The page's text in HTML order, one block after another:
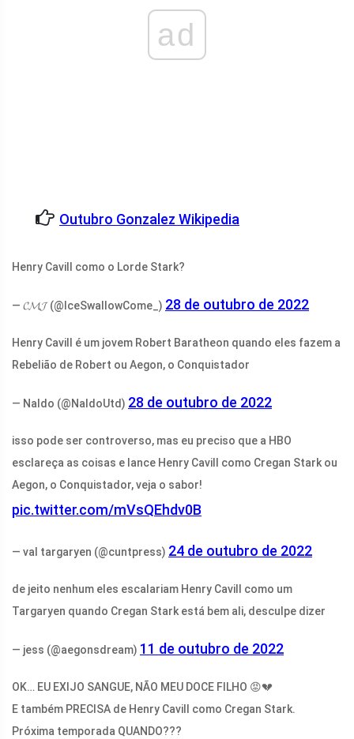
ad
Outubro Gonzalez Wikipedia
Henry Cavill como o Lorde Stark?
— 𝓒𝓜𝓙 (@IceSwallowCome_) 28 de outubro de 2022
Henry Cavill é um jovem Robert Baratheon quando eles fazem a
Rebelião de Robert ou Aegon, o Conquistador
— Naldo (@NaldoUtd) 28 de outubro de 2022
isso pode ser controverso, mas eu preciso que a HBO
esclareça as coisas e lance Henry Cavill como Cregan Stark ou
Aegon, o Conquistador, veja o sabor!
pic.twitter.com/mVsQEhdv0B
— val targaryen (@cuntpress) 24 de outubro de 2022
de jeito nenhum eles escalariam Henry Cavill como um
Targaryen quando Cregan Stark está bem ali, desculpe dizer
— jess (@aegonsdream) 11 de outubro de 2022
OK… EU EXIJO SANGUE, NÃO MEU DOCE FILHO 😡💔
E também PRECISA de Henry Cavill como Cregan Stark.
Próxima temporada QUANDO???